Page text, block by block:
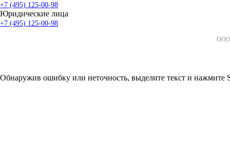
+7 (495) 125-00-98
Юридические лица
+7 (495) 125-00-98
ООО
Обнаружив ошибку или неточность, выделите текст и нажмите